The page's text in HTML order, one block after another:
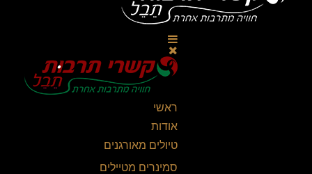
ראשי
אודות
טיולים מאורגנים
סמינרים מטיילים